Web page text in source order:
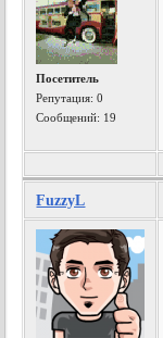
Посетитель
Репутация:0
Сообщений: 19
FuzzyL